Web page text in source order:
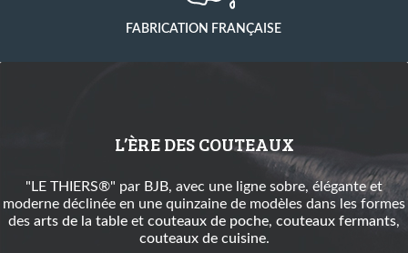
FABRICATION FRANÇAISE
L’ÈRE DES COUTEAUX
"LE THIERS®" par BJB, avec une ligne sobre, élégante et
moderne déclinée en une quinzaine de modèles dans les formes
des arts de la table et couteaux de poche, couteaux fermants,
couteaux de cuisine.